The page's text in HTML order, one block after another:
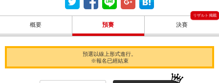
概要 預賽 決賽
預選以線上形式進行。
※報名已經結束